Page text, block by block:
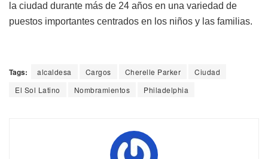
la ciudad durante más de 24 años en una variedad de
puestos importantes centrados en los niños y las familias.
Tags: alcaldesa Cargos Cherelle Parker
Ciudad
El Sol Latino
Nombramientos Philadelphia